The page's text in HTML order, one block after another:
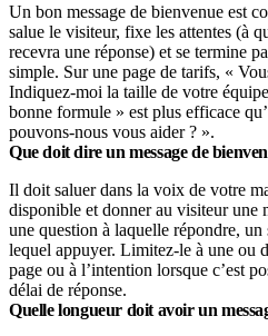
Un bon message de bienvenue est
salue le visiteur, fixe les attentes (à
recevra une réponse) et se termine
simple. Sur une page de tarifs, «
Indiquez-moi la taille de votre
bonne formule » est plus efficace
pouvons-nous vous aider ? ».
Que doit dire un message de
Il doit saluer dans la voix de votre
disponible et donner au visiteur une
une question à laquelle répondre,
lequel appuyer. Limitez-le à une ou
page ou à l’intention lorsque c’est
délai de réponse.
Quelle longueur doit avoir un